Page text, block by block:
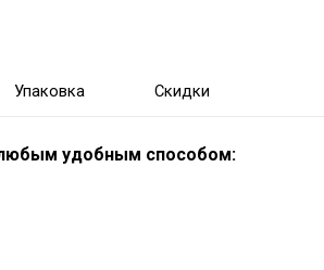
Упаковка Скидки
любым удобным способом: